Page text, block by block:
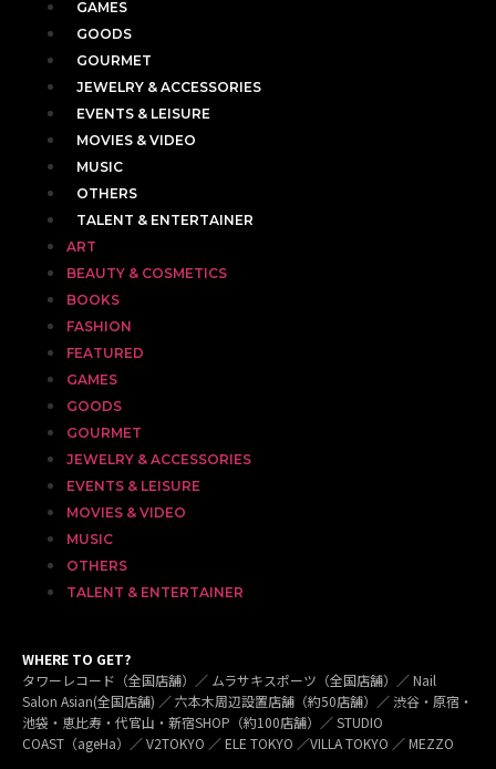
GAMES
GOODS
GOURMET
JEWELRY & ACCESSORIES
EVENTS & LEISURE
MOVIES & VIDEO
MUSIC
OTHERS
TALENT & ENTERTAINER
ART
BEAUTY & COSMETICS
BOOKS
FASHION
FEATURED
GAMES
GOODS
GOURMET
JEWELRY & ACCESSORIES
EVENTS & LEISURE
MOVIES & VIDEO
MUSIC
OTHERS
TALENT & ENTERTAINER
WHERE TO GET?
タワーレコード（全国店舗）／ ムラサキスポーツ（全国店舗）／ Nail
Salon Asian(全国店舗) ／ 六本木周辺設置店舗（約50店舗）／ 渋谷・原宿・
池袋・恵比寿・代官山・新宿SHOP（約100店舗）／ STUDIO
COAST（ageHa）／ V2TOKYO ／ ELE TOKYO ／VILLA TOKYO ／ MEZZO